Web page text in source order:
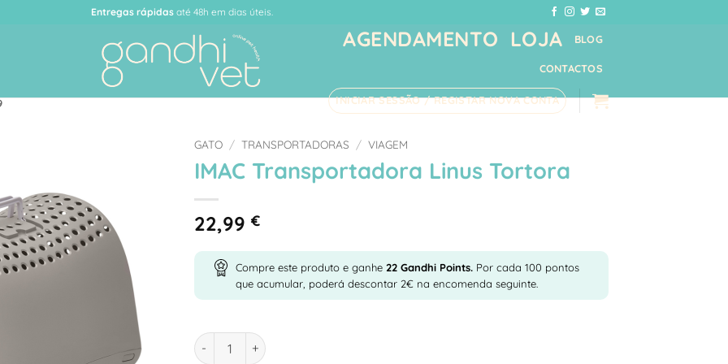
Entregas rápidas até 48h em dias úteis.
AGENDAMENTO LOJA BLOG
CONTACTOS
INICIAR SESSÃO / REGISTAR NOVA CONTA
Desejos
GATO / TRANSPORTADORAS / VIAGEM
IMAC Transportadora Linus Tortora
22,99 €
Compre este produto e ganhe 22 Gandhi Points. Por cada 100 pontos
que acumular, poderá descontar 2€ na encomenda seguinte.
Quantidade de IMAC Transportadora Linus Tortora